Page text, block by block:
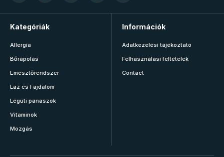
Kategóriák
Allergia
Bőrápolás
Emésztőrendszer
Láz és Fájdalom
Légúti panaszok
Vitaminok
Mozgás
Információk
Adatkezelési tájékoztató
Felhasználási feltételek
Contact